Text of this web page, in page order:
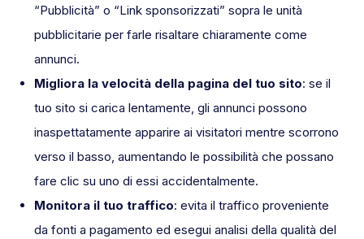
“Pubblicità” o “Link sponsorizzati” sopra le unità
pubblicitarie per farle risaltare chiaramente come
annunci.
Migliora la velocità della pagina del tuo sito: se il
tuo sito si carica lentamente, gli annunci possono
inaspettatamente apparire ai visitatori mentre scorrono
verso il basso, aumentando le possibilità che possano
fare clic su uno di essi accidentalmente.
Monitora il tuo traffico: evita il traffico proveniente
da fonti a pagamento ed esegui analisi della qualità del